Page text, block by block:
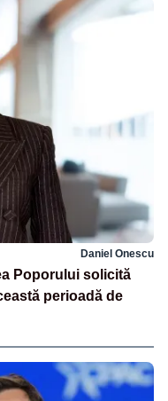
Daniel Onescu
Poporului solicită
perioadă de